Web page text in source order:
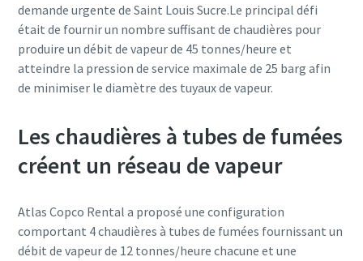
demande urgente de Saint Louis Sucre.Le principal défi
était de fournir un nombre suffisant de chaudières pour
produire un débit de vapeur de 45 tonnes/heure et
atteindre la pression de service maximale de 25 barg afin
de minimiser le diamètre des tuyaux de vapeur.
Les chaudières à tubes de fumées
créent un réseau de vapeur
Atlas Copco Rental a proposé une configuration
comportant 4 chaudières à tubes de fumées fournissant un
débit de vapeur de 12 tonnes/heure chacune et une